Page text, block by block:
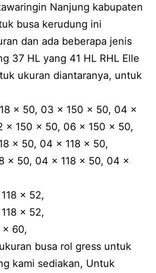
Nanjung kabupaten
busa kerudung ini
dan ada beberapa jenis
37 HL yang 41 HL RHL Elle
ukuran diantaranya, untuk
x 50, 03 x 150 x 50, 04 x
x 150 x 50, 06 x 150 x 50,
x 50, 04 x 118 x 50,
x 50, 04 x 118 x 50, 04 x
x 52,
x 52,
x 60,
busa rol gress untuk
kami sediakan, Untuk